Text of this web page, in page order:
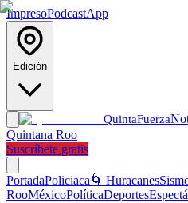
ImpresoPodcastApp
Edición
QuintaFuerza
Quintana Roo
Suscríbete gratis
PortadaPoliciaca 🌀 Huracanes
RooMéxicoPolíticaDeportes